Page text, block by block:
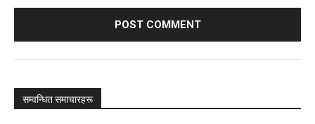
सम्वन्धित समाचारहरू